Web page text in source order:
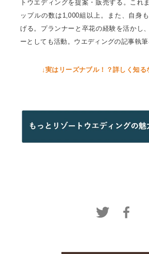
トウエディングを提案・販売する。これ
ップルの数は1,000組以上。また、自身
げる。プランナーと卒花の経験を活かし
ーとしても活動。ウエディングの記事執筆
↓実はリーズナブル！？詳しく知る